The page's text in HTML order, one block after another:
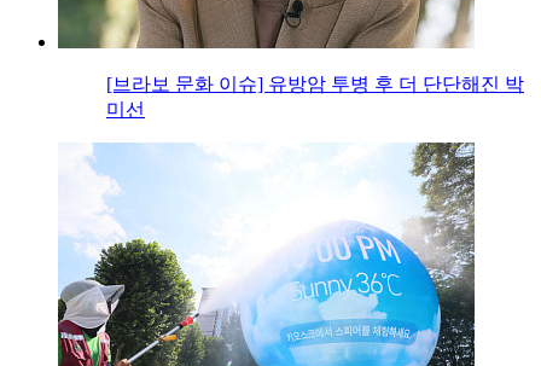
[브라보 문화 이슈] 유방암 투병 후 더 단단해진 박
미선